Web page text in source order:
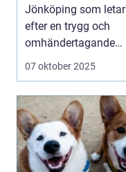
Jönköping som letar
efter en trygg och
omhändertagande
plat...
07 oktober 2025